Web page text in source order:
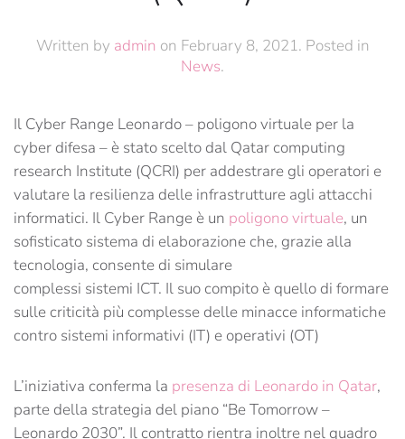
Written by admin on February 8, 2021. Posted in
News.
Il Cyber Range Leonardo – poligono virtuale per la
cyber difesa – è stato scelto dal Qatar computing
research Institute (QCRI) per addestrare gli operatori e
valutare la resilienza delle infrastrutture agli attacchi
informatici. Il Cyber Range è un poligono virtuale, un
sofisticato sistema di elaborazione che, grazie alla
tecnologia, consente di simulare
complessi sistemi ICT. Il suo compito è quello di formare
sulle criticità più complesse delle minacce informatiche
contro sistemi informativi (IT) e operativi (OT)
L’iniziativa conferma la presenza di Leonardo in Qatar,
parte della strategia del piano “Be Tomorrow –
Leonardo 2030”. Il contratto rientra inoltre nel quadro